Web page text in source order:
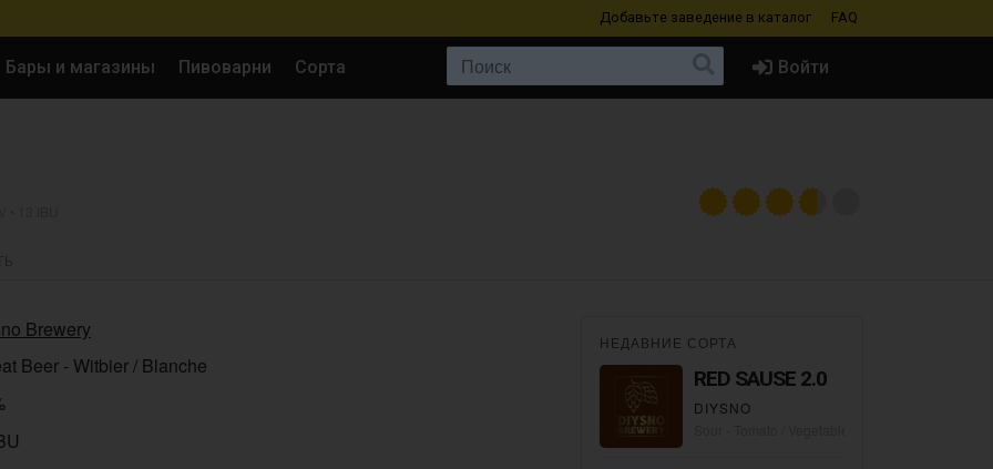
Добавьте заведение в каталог FAQ
Бары и магазины Пивоварни Сорта Войти
Brewery
Beer - Witbier / Blanche
НЕДАВНИЕ СОРТА
RED SAUSE 2.0
DIYSNO